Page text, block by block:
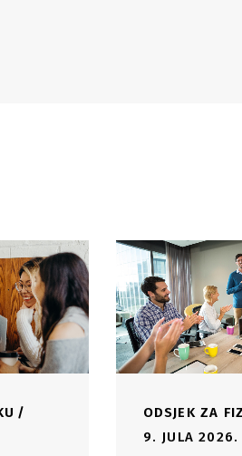
ODSJEK ZA
9. JULA 2026.